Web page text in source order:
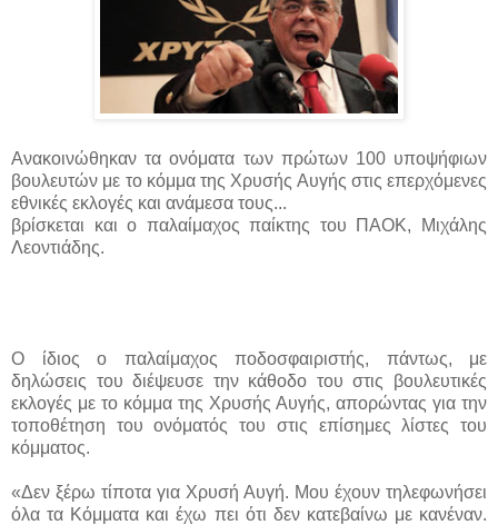
Ανακοινώθηκαν τα ονόματα των πρώτων 100 υποψήφιων
βουλευτών με το κόμμα της Χρυσής Αυγής στις επερχόμενες
εθνικές εκλογές και ανάμεσα τους...
βρίσκεται και ο παλαίμαχος παίκτης του ΠΑΟΚ, Μιχάλης
Λεοντιάδης.
Ο ίδιος ο παλαίμαχος ποδοσφαιριστής, πάντως, με
δηλώσεις του διέψευσε την κάθοδο του στις βουλευτικές
εκλογές με το κόμμα της Χρυσής Αυγής, απορώντας για την
τοποθέτηση του ονόματός του στις επίσημες λίστες του
κόμματος.
«Δεν ξέρω τίποτα για Χρυσή Αυγή. Μου έχουν τηλεφωνήσει
όλα τα Κόμματα και έχω πει ότι δεν κατεβαίνω με κανέναν.